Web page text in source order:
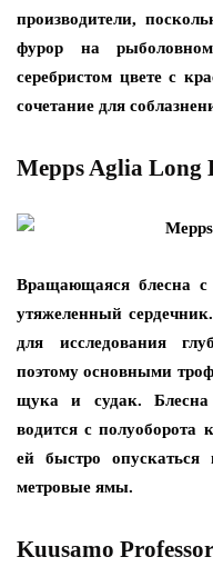
производители,
фурор на
серебристом цвете с
сочетание для
Mepps Aglia Long
Вращающаяся блесна с
утяжеленный
для исследования
поэтому основными
щука и судак. Блесна
водится с полуоборота
ей быстро
метровые ямы.
Kuusamo